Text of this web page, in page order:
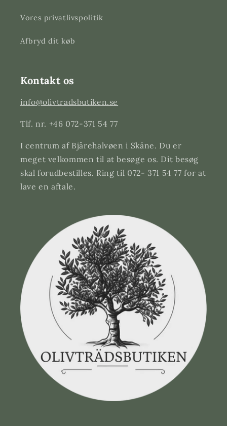
Vores privatlivspolitik
Afbryd dit køb
Kontakt os
info@olivtradsbutiken.se
Tlf. nr. +46 072-371 54 77
I centrum af Bjärehalvøen i Skåne. Du er
meget velkommen til at besøge os. Dit besøg
skal forudbestilles. Ring til 072- 371 54 77 for at
lave en aftale.